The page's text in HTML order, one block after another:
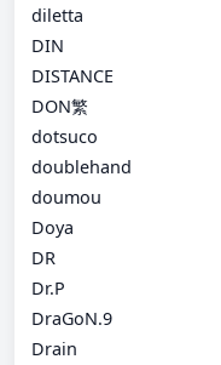
diletta
DIN
DISTANCE
DON繁
dotsuco
doublehand
doumou
Doya
DR
Dr.P
DraGoN.9
Drain